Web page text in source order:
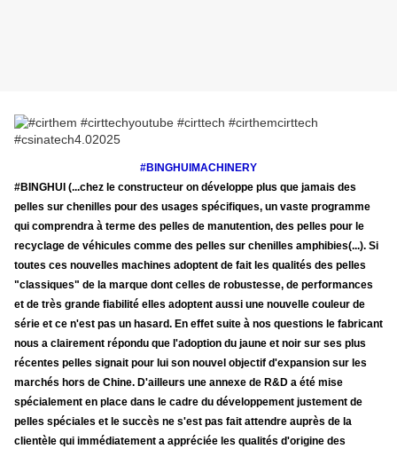
#BINGHUIMACHINERY
#BINGHUI (...chez le constructeur on développe plus que jamais des
pelles sur chenilles pour des usages spécifiques, un vaste programme
qui comprendra à terme des pelles de manutention, des pelles pour le
recyclage de véhicules comme des pelles sur chenilles amphibies(...). Si
toutes ces nouvelles machines adoptent de fait les qualités des pelles
"classiques" de la marque dont celles de robustesse, de performances
et de très grande fiabilité elles adoptent aussi une nouvelle couleur de
série et ce n'est pas un hasard. En effet suite à nos questions le fabricant
nous a clairement répondu que l'adoption du jaune et noir sur ses plus
récentes pelles signait pour lui son nouvel objectif d'expansion sur les
marchés hors de Chine. D'ailleurs une annexe de R&D a été mise
spécialement en place dans le cadre du développement justement de
pelles spéciales et le succès ne s'est pas fait attendre auprès de la
clientèle qui immédiatement a appréciée les qualités d'origine des